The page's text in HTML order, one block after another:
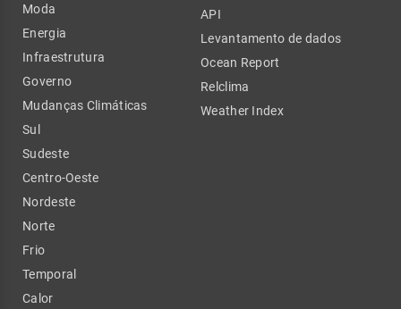
Moda
Energia
Infraestrutura
Governo
Mudanças Climáticas
Sul
Sudeste
Centro-Oeste
Nordeste
Norte
Frio
Temporal
Calor
API
Levantamento de dados
Ocean Report
Relclima
Weather Index